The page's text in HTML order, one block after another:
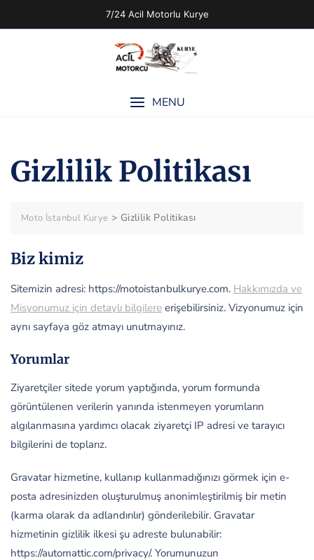
to
7/24 Acil Motorlu Kurye
MENU
Gizlilik Politikası
Moto İstanbul Kurye > Gizlilik Politikası
Biz kimiz
Sitemizin adresi: https://motoistanbulkurye.com. Hakkımızda ve
Misyonumuz için detaylı bilgilere erişebilirsiniz. Vizyonumuz için
aynı sayfaya göz atmayı unutmayınız.
Yorumlar
Ziyaretçiler sitede yorum yaptığında, yorum formunda
görüntülenen verilerin yanında istenmeyen yorumların
algılanmasına yardımcı olacak ziyaretçi IP adresi ve tarayıcı
bilgilerini de toplarız.
Gravatar hizmetine, kullanıp kullanmadığınızı görmek için e-
posta adresinizden oluşturulmuş anonimleştirilmiş bir metin
(karma olarak da adlandırılır) gönderilebilir. Gravatar
hizmetinin gizlilik ilkesi şu adreste bulunabilir:
https://automattic.com/privacy/. Yorumunuzun